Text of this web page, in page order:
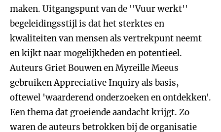
maken. Uitgangspunt van de ''Vuur werkt''
begeleidingsstijl is dat het sterktes en
kwaliteiten van mensen als vertrekpunt neemt
en kijkt naar mogelijkheden en potentieel.
Auteurs Griet Bouwen en Myreille Meeus
gebruiken Appreciative Inquiry als basis,
oftewel 'waarderend onderzoeken en ontdekken'.
Een thema dat groeiende aandacht krijgt. Zo
waren de auteurs betrokken bij de organisatie